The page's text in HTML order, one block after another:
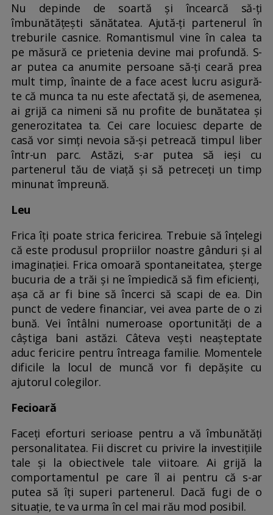
Nu depinde de soartă și încearcă să-ți
îmbunătățești sănătatea. Ajută-ți partenerul în
treburile casnice. Romantismul vine în calea ta
pe măsură ce prietenia devine mai profundă. S-
ar putea ca anumite persoane să-ți ceară prea
mult timp, înainte de a face acest lucru asigură-
te că munca ta nu este afectată și, de asemenea,
ai grijă ca nimeni să nu profite de bunătatea și
generozitatea ta. Cei care locuiesc departe de
casă vor simți nevoia să-și petreacă timpul liber
într-un parc. Astăzi, s-ar putea să ieși cu
partenerul tău de viață și să petreceți un timp
minunat împreună.
Leu
Frica îți poate strica fericirea. Trebuie să înțelegi
că este produsul propriilor noastre gânduri și al
imaginației. Frica omoară spontaneitatea, șterge
bucuria de a trăi și ne împiedică să fim eficienți,
așa că ar fi bine să încerci să scapi de ea. Din
punct de vedere financiar, vei avea parte de o zi
bună. Vei întâlni numeroase oportunități de a
câștiga bani astăzi. Câteva vești neașteptate
aduc fericire pentru întreaga familie. Momentele
dificile la locul de muncă vor fi depășite cu
ajutorul colegilor.
Fecioară
Faceți eforturi serioase pentru a vă îmbunătăți
personalitatea. Fii discret cu privire la investițiile
tale și la obiectivele tale viitoare. Ai grijă la
comportamentul pe care îl ai pentru că s-ar
putea să îți superi partenerul. Dacă fugi de o
situație, te va urma în cel mai rău mod posibil.